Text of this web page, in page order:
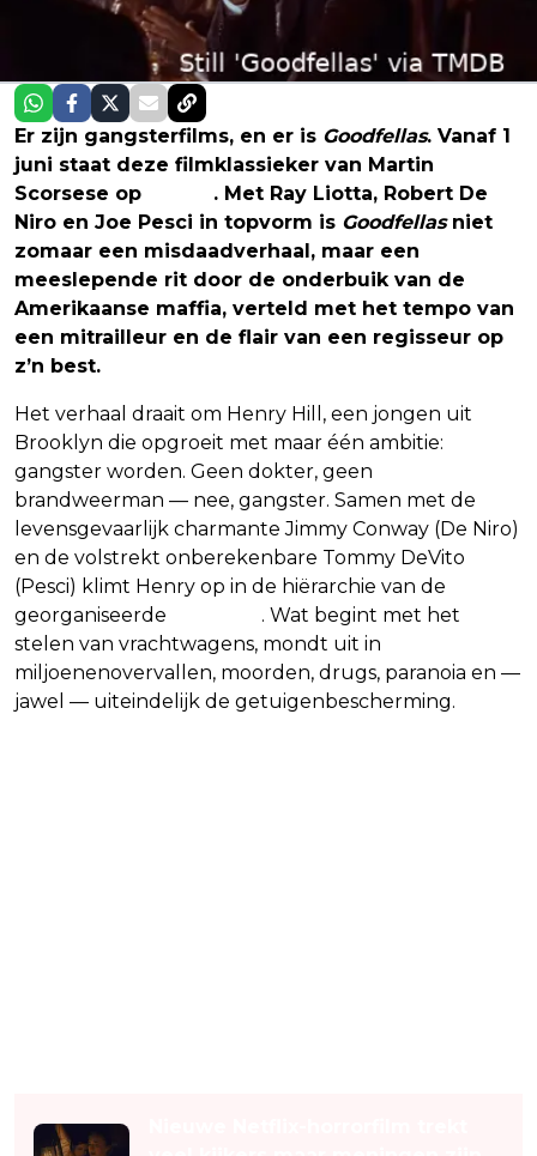
Er zijn gangsterfilms, en er is Goodfellas. Vanaf 1
juni staat deze filmklassieker van Martin
Scorsese op
. Met Ray Liotta, Robert De
Niro en Joe Pesci in topvorm is Goodfellasniet
zomaar een misdaadverhaal, maar een
meeslepende rit door de onderbuik van de
Amerikaanse maffia, verteld met het tempo van
een mitrailleur en de flair van een regisseur op
z’n best.
Het verhaal draait om Henry Hill, een jongen uit
Brooklyn die opgroeit met maar één ambitie:
gangster worden. Geen dokter, geen
brandweerman — nee, gangster. Samen met de
levensgevaarlijk charmante Jimmy Conway (De Niro)
en de volstrekt onberekenbare Tommy DeVito
(Pesci) klimt Henry op in de hiërarchie van de
georganiseerde
. Wat begint met het
stelen van vrachtwagens, mondt uit in
miljoenenovervallen, moorden, drugs, paranoia en —
jawel — uiteindelijk de getuigenbescherming.